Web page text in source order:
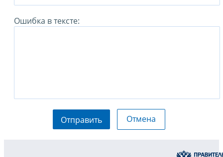
Ошибка в тексте:
Отправить Отмена